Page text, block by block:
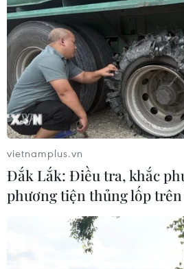
vietnamplus.vn
Đắk Lắk: Điều tra, khắc
phương tiện thủng lốp trên